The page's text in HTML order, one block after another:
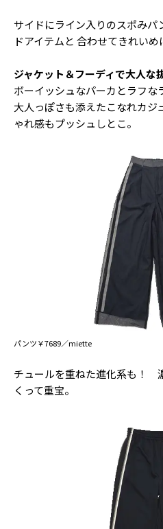
サイドにライン入りのスポみパ
ドアイテムと 合わせてきれいめ
ジャケット＆フーディで大人な
ボーイッシュなパーカとラフ
大人っぽさも添えたこなれカジ
ゃれ感もプッシュしとこ。
パンツ￥7689／miette
チュールを重ねた進化系も！
くって重宝。